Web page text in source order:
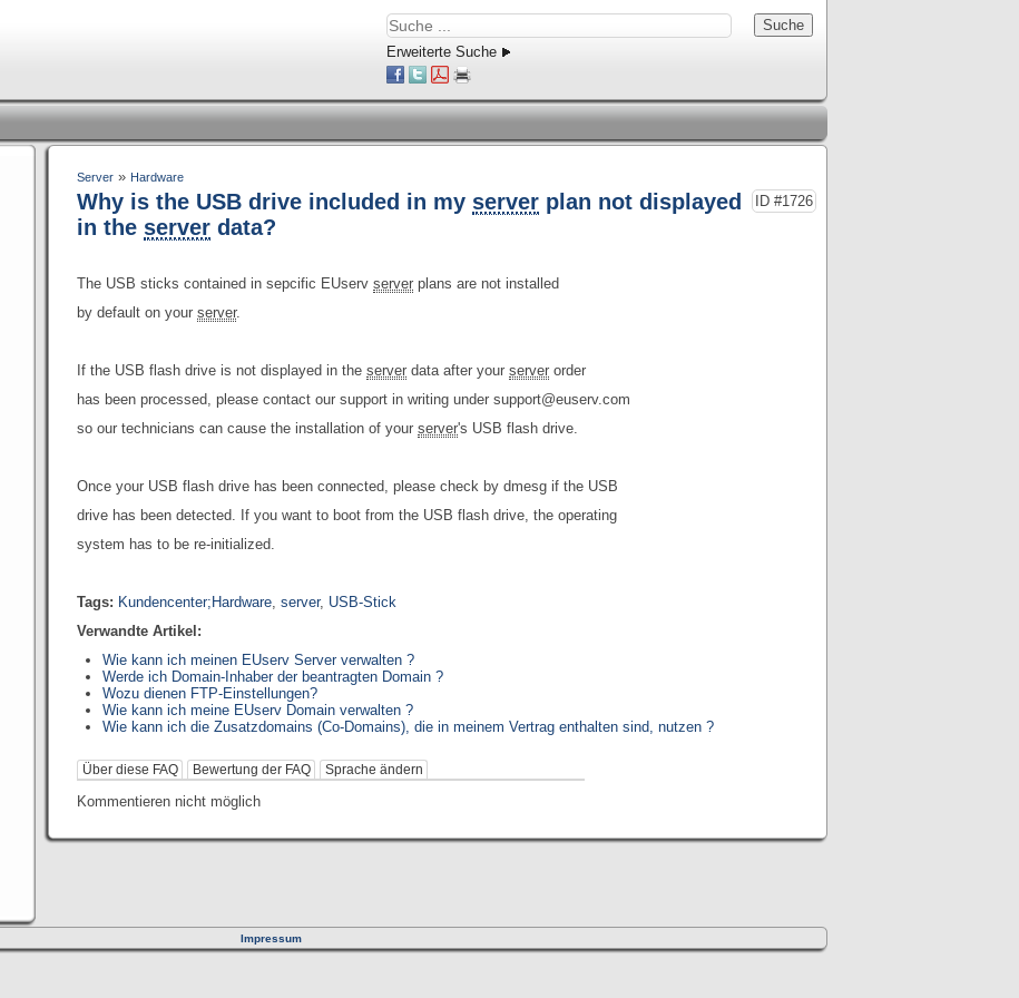
Erweiterte Suche
Server » Hardware
ID #1726
Why is the USB drive included in my server plan not displayed
in the server data?
The USB sticks contained in sepcific EUserv server plans are not installed
by default on your server.
If the USB flash drive is not displayed in the server data after your server order
has been processed, please contact our support in writing under support@euserv.com
so our technicians can cause the installation of your server's USB flash drive.
Once your USB flash drive has been connected, please check by dmesg if the USB
drive has been detected. If you want to boot from the USB flash drive, the operating
system has to be re-initialized.
Tags: Kundencenter;Hardware, server, USB-Stick
Verwandte Artikel:
Wie kann ich meinen EUserv Server verwalten ?
Werde ich Domain-Inhaber der beantragten Domain ?
Wozu dienen FTP-Einstellungen?
Wie kann ich meine EUserv Domain verwalten ?
Wie kann ich die Zusatzdomains (Co-Domains), die in meinem Vertrag enthalten sind, nutzen ?
Über diese FAQ Bewertung der FAQ Sprache ändern
Kommentieren nicht möglich
Impressum